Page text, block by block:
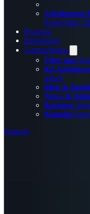
Schulungen
Entwickler,
Prozesse
Referenzen
Unternehmen
Über uns
KI-
bringt
Blog &
News &
Karriere
Kontakt
Support